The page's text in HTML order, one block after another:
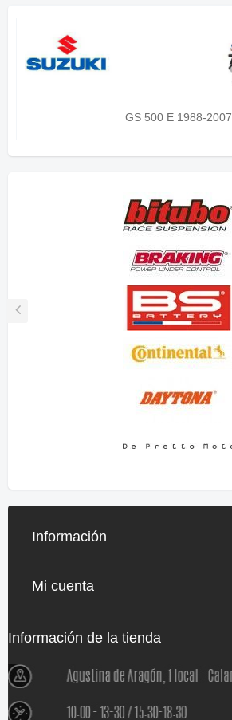
GS 500 E 1988-2007
Información
Mi cuenta
Información de la tienda